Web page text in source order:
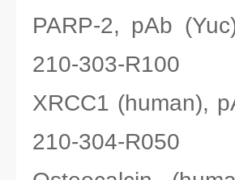
PARP-2, pAb
210-303-R100
XRCC1 (human),
210-304-R050